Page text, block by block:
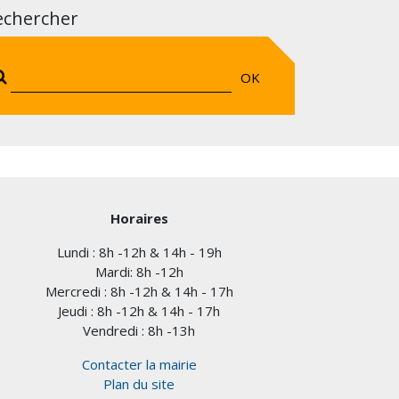
OK
Horaires
Lundi : 8h -12h & 14h - 19h
Mardi: 8h -12h
Mercredi : 8h -12h & 14h - 17h
Jeudi : 8h -12h & 14h - 17h
Vendredi : 8h -13h
Contacter la mairie
Plan du site